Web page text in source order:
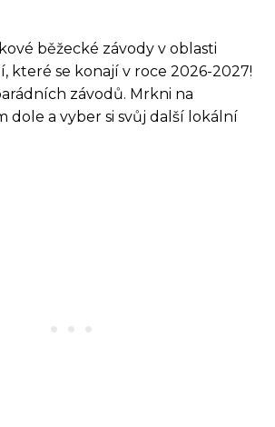
běžecké závody v oblasti
které se konají v roce 2026-2027!
závodů. Mrkni na
dole a vyber si svůj další lokální